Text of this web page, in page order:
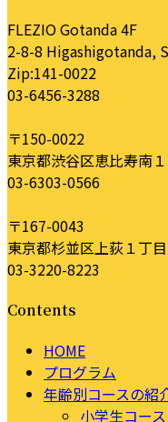
FLEZIO Gotanda 4F
2-8-8 Higashigotanda,
Zip:141-0022
03-6456-3288
〒150-0022
東京都渋谷区恵比寿南
03-6303-0566
〒167-0043
東京都杉並区上荻１丁
03-3220-8223
Contents
HOME
プログラム
年齢別コースの紹
小学生コース